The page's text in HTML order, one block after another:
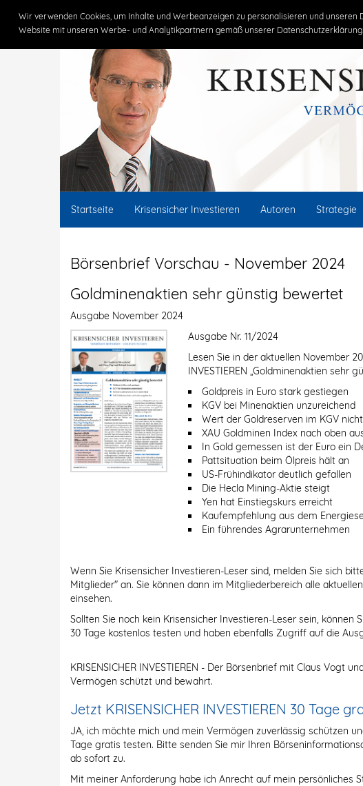
Wir verwenden Cookies, um Inhalte und Werbeanzeigen zu personalisieren und
Website mit unseren Werbe- und Analytikpartnern gemäß unserer Datenschutzerklärung.
Claus Vogt
Startseite Krisensicher Investieren Autoren Strategie
Börsenbrief Vorschau - November 2024
Goldminenaktien sehr günstig bewertet
Ausgabe November 2024
Ausgabe Nr. 11/2024
Lesen Sie in der aktuellen November
INVESTIEREN „Goldminenaktien sehr
Goldpreis in Euro stark gestiegen
KGV bei Minenaktien unzureichend
Wert der Goldreserven im KGV
XAU Goldminen Index nach oben
In Gold gemessen ist der Euro ein
Pattsituation beim Ölpreis hält an
US-Frühindikator deutlich gefallen
Die Hecla Mining-Aktie steigt
Yen hat Einstiegskurs erreicht
Kaufempfehlung aus dem
Ein führendes Agrarunternehmen
Wenn Sie Krisensicher Investieren-Leser sind, melden Sie sich
Mitglieder" an. Sie können dann im Mitgliederbereich alle
einsehen.
Sollten Sie noch kein Krisensicher Investieren-Leser sein, können
30 Tage kostenlos testen und haben ebenfalls Zugriff auf die
KRISENSICHER INVESTIEREN - Der Börsenbrief mit Claus Vogt
Vermögen schützt und bewahrt.
Jetzt KRISENSICHER INVESTIEREN 30 Tage
JA, ich möchte mich und mein Vermögen zuverlässig schützen und
Tage gratis testen. Bitte senden Sie mir Ihren
ab sofort zu.
Mit meiner Anforderung habe ich Anrecht auf mein persönliches